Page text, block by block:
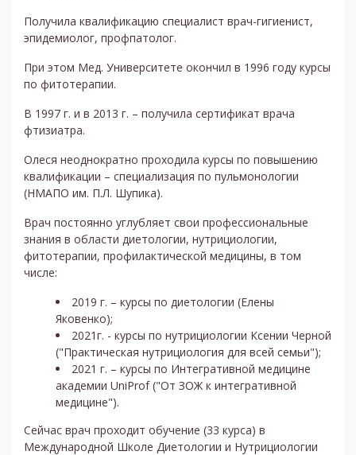
Получила квалификацию специалист врач-гигиенист,
эпидемиолог, профпатолог.
При этом Мед. Университете окончил в 1996 году курсы
по фитотерапии.
В 1997 г. и в 2013 г. – получила сертификат врача
фтизиатра.
Олеся неоднократно проходила курсы по повышению
квалификации – специализация по пульмонологии
(НМАПО им. П.Л. Шупика).
Врач постоянно углубляет свои профессиональные
знания в области диетологии, нутрициологии,
фитотерапии, профилактической медицины, в том
числе:
2019 г. – курсы по диетологии (Елены
Яковенко);
2021г. - курсы по нутрициологии Ксении Черной
("Практическая нутрициология для всей семьи");
2021 г. – курсы по Интегративной медицине
академии UniProf ("От ЗОЖ к интегративной
медицине").
Сейчас врач проходит обучение (33 курса) в
Международной Школе Диетологии и Нутрициологии